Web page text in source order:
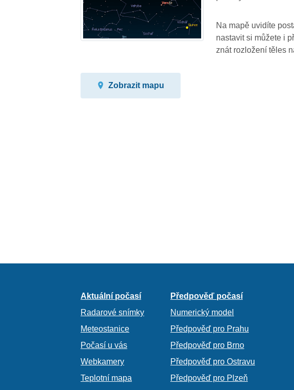
Na mapě uvidíte
nastavit si můžete i
znát rozložení těles
Zobrazit mapu
Aktuální počasí
Radarové snímky
Meteostanice
Počasí u vás
Webkamery
Teplotní mapa
Předpověď počasí
Numerický model
Předpověď pro Prahu
Předpověď pro Brno
Předpověď pro Ostravu
Předpověď pro Plzeň